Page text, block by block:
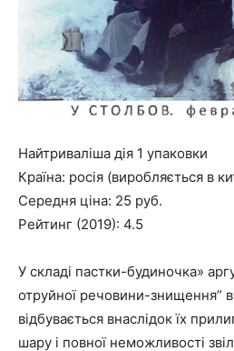
Найтриваліша дія 1 упаковки
Країна: росія (виробляється в
Середня ціна: 25 руб.
Рейтинг (2019): 4.5
У складі пастки-будиночка»
отруйної речовини-знищення”
відбувається внаслідок їх
шару і повної неможливості